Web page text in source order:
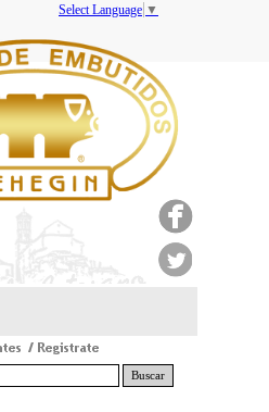
Buscar
Select Language ▼